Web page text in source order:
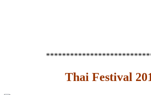
Thai Festival